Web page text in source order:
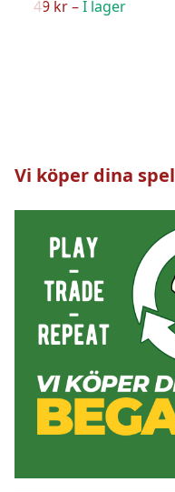
49 kr –I lager
Vi köper dina spel